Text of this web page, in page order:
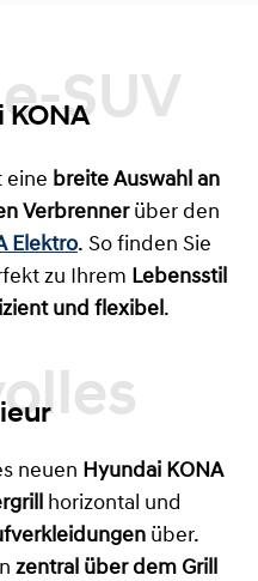
SUV
breite Auswahl an
Verbrennerüber den
Elektro. So finden Sie
zu Ihrem Lebensstil
und flexibel .
neuen Hyundai KONA
horizontal und
über.
zentral über dem Grill